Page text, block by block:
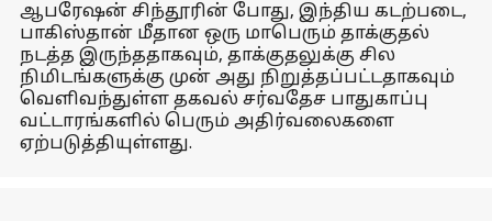
ஆபரேஷன் சிந்தூரின் போது, இந்திய கடற்படை,
பாகிஸ்தான் மீதான ஒரு மாபெரும் தாக்குதல்
நடத்த இருந்ததாகவும், தாக்குதலுக்கு சில
நிமிடங்களுக்கு முன் அது நிறுத்தப்பட்டதாகவும்
வெளிவந்துள்ள தகவல் சர்வதேச பாதுகாப்பு
வட்டாரங்களில் பெரும் அதிர்வலைகளை
ஏற்படுத்தியுள்ளது.